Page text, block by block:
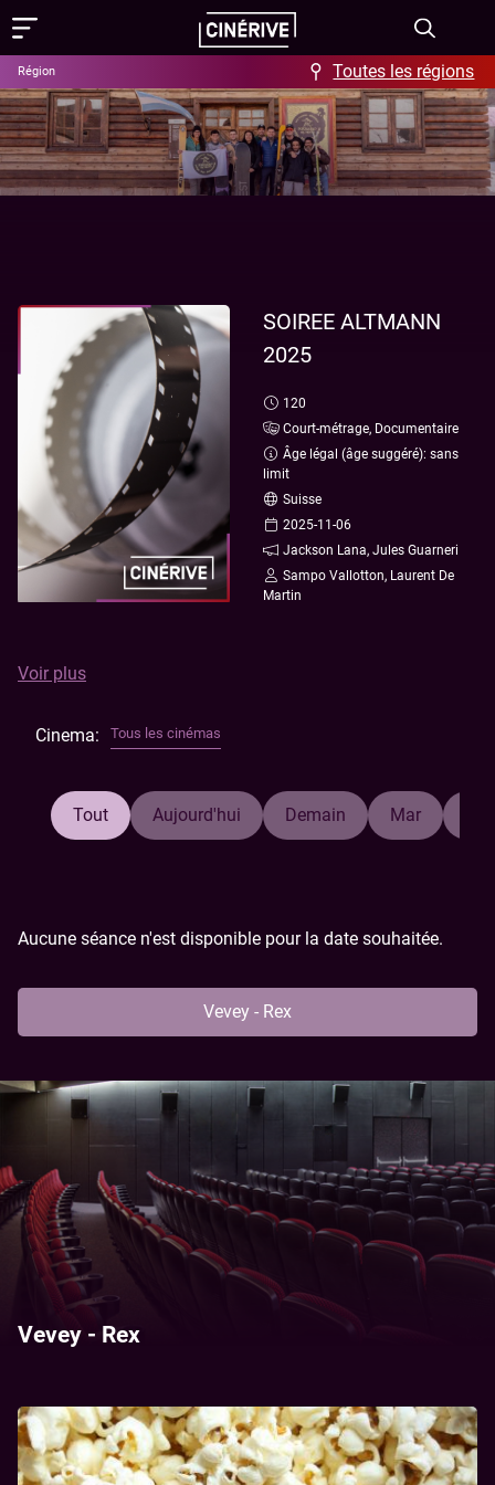
Ciné-Resto & Bar
Escape Game
Films
Showing in English
Programme
Actus
FAQ & Offres
Aide / FAQ
Offres
B2B
Anniversaire
Contact
À propos
Nous contacter
Nos cinémas
Région Toutes les régions
SOIREE ALTMANN
2025
120
Court-métrage, Documentaire
Âge légal (âge suggéré): sans
limit
Suisse
2025-11-06
Jackson Lana, Jules Guarneri
Sampo Vallotton, Laurent De
Martin
Série de courts-métrages dont Inefficient Joy, avec Sampo
Vallotton et Laurent De Martin & La montana Te Llamama,
découverte.
Voir plus
Cinema: Tous les cinémas
Tout Aujourd'hui Demain Mar
Aucune séance n'est disponible pour la date souhaitée.
Vevey - Rex
Vevey - Rex